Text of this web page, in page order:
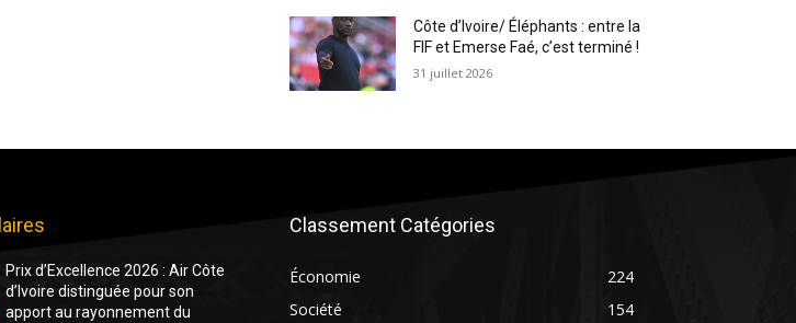
Côte d’Ivoire/ Éléphants : entre la
FIF et Emerse Faé, c’est terminé !
31 juillet 2026
Prix d’Excellence 2026 : Air Côte
d’Ivoire distinguée pour son
apport au rayonnement du
Classement Catégories
Économie
224
Société
154